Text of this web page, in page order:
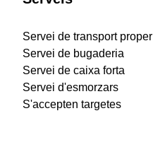
Servei de transport proper
Servei de bugaderia
Servei de caixa forta
Servei d'esmorzars
S'accepten targetes